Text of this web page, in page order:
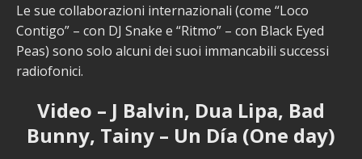
Le sue collaborazioni internazionali (come “Loco
Contigo” – con DJ Snake e “Ritmo” – con Black Eyed
Peas) sono solo alcuni dei suoi immancabili successi
radiofonici.
Video – J Balvin, Dua Lipa, Bad
Bunny, Tainy – Un Día (One day)